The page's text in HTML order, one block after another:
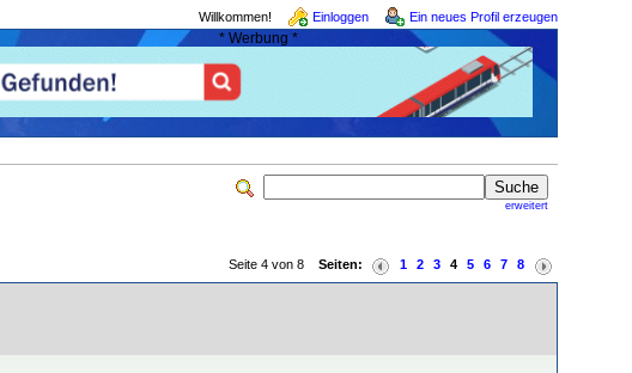
Willkommen! Einloggen Ein neues Profil erzeugen
* Werbung *
erweitert
Seite 4 von 8 Seiten: 1 2 3 4 5 6 7 8